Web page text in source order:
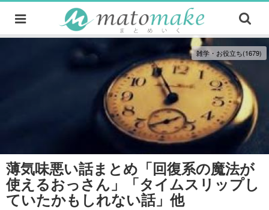
雑学・お役立ち(1679)
薄気味悪い話まとめ「回復系の魔法が
使えるおっさん」「タイムスリップし
ていたかもしれない話」他